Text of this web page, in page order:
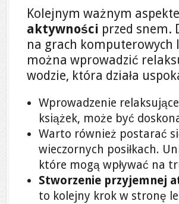
Kolejnym ważnym
aktywności przed snem.
na grach
można wprowadzić
wodzie, która działa
Wprowadzenie
książek, może być
Warto również postarać
wieczornych posiłkach.
które mogą wpływać na
Stworzenie przyjemnej
to kolejny krok w stronę